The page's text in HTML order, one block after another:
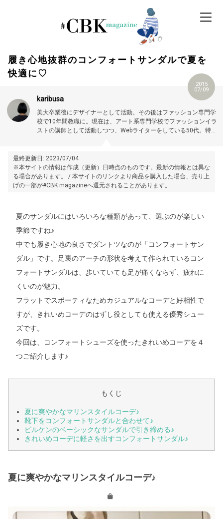
履き心地抜群のコンフォートサンダルで夏を
快適に♡
2015
07/09
karibusa
美大卒業後にデザイナーとして活動。その後はファッション専門学
校で10年間教職に。現在は、アート系専門学校でファッションイラ
ストの講師として活動しつつ、Webライターをしている50代。特に
最終更新日: 2023/07/04
※本サイトの情報は作成（更新）日時点のものです。最新の情報とは異な
る場合があります。 / 本サイトのリンクより商品を購入した場合、売り上
げの一部が#CBK magazineへ還元されることがあります。
夏のサンダルにはいろいろな種類があって、選ぶのが楽しい
季節ですね♪
中でも履き心地の良さでダントツなのが「コンフォートサン
ダル」です。足裏のアーチの形状を考えて作られているコン
フォートサンダルは、歩いていても足が痛くならず、疲れに
くいのが魅力。
フラットでスポーティなためカジュアルなコーデと好相性で
すが、きれいめコーデのはずし役としても使える優秀シュー
ズです。
今回は、コンフォートシューズを使ったきれいめコーデを４
つご紹介します♪
もくじ
夏に爽やかなマリンスタイルコーデ♪
靴下をコンフォートサンダルと合わせて♪
ビルケンのベーシックなサンダルで引き締める♪
きれいめコーデに軽さを出すコンフォートサンダル♪
夏に爽やかなマリンスタイルコーデ♪